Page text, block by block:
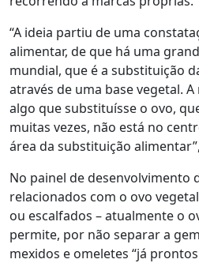
“A ideia partiu de uma
alimentar, de que há uma
mundial, que é a substituição
através de uma base vegetal.
algo que substituísse o ovo,
muitas vezes, não está no
área da substituição
No painel de desenvolvimento
relacionados com o ovo
ou escalfados – atualmente o
permite, por não separar a
mexidos e omeletes “já